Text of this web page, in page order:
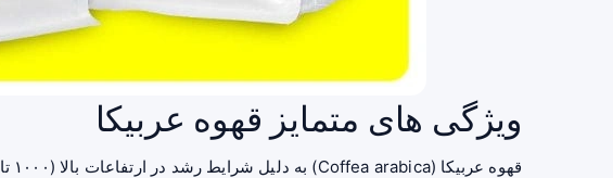
ویژگی‌ های متمایز قهوه عربیکا